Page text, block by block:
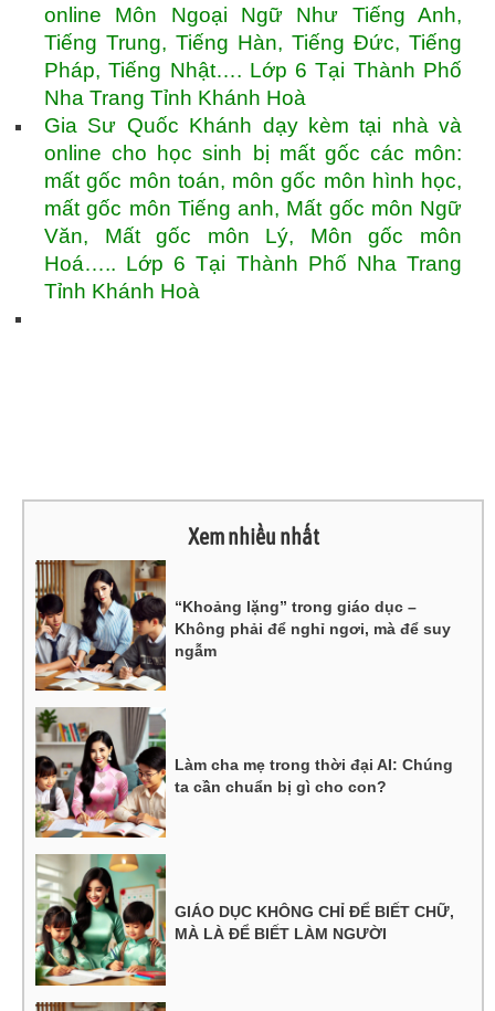
online Môn Ngoại Ngữ Như Tiếng Anh,
Tiếng Trung, Tiếng Hàn, Tiếng Đức, Tiếng
Pháp, Tiếng Nhật…. Lớp 6 Tại Thành Phố
Nha Trang Tỉnh Khánh Hoà
Gia Sư Quốc Khánh dạy kèm tại nhà và
online cho học sinh bị mất gốc các môn:
mất gốc môn toán, môn gốc môn hình học,
mất gốc môn Tiếng anh, Mất gốc môn Ngữ
Văn, Mất gốc môn Lý, Môn gốc môn
Hoá….. Lớp 6 Tại Thành Phố Nha Trang
Tỉnh Khánh Hoà
Xem nhiều nhất
“Khoảng lặng” trong giáo dục –
Không phải để nghỉ ngơi, mà để suy
ngẫm
Làm cha mẹ trong thời đại AI: Chúng
ta cần chuẩn bị gì cho con?
GIÁO DỤC KHÔNG CHỈ ĐỂ BIẾT CHỮ,
MÀ LÀ ĐỂ BIẾT LÀM NGƯỜI